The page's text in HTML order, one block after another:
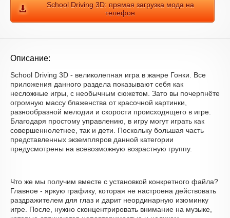
School Driving 3D: прямая загрузка мода на
телефон
Описание:
School Driving 3D - великолепная игра в жанре Гонки. Все
приложения данного раздела показывают себя как
несложные игры, с необычным сюжетом. Зато вы почерпнёте
огромную массу блаженства от красочной картинки,
разнообразной мелодии и скорости происходящего в игре.
Благодаря простому управлению, в игру могут играть как
совершеннолетнее, так и дети. Поскольку большая часть
представленных экземпляров данной категории
предусмотрены на всевозможную возрастную группу.
Что же мы получим вместе с установкой конкретного файла?
Главное - яркую графику, которая не настроена действовать
раздражителем для глаз и дарит неординарную изюминку
игре. После, нужно сконцентрировать внимание на музыке,